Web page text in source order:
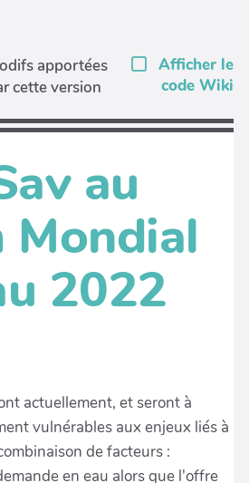
apportées
cette version
Afficher le
code Wiki